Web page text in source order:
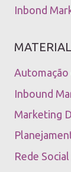
Inbond
MATERIAL
Inbound
Marketing
Rede